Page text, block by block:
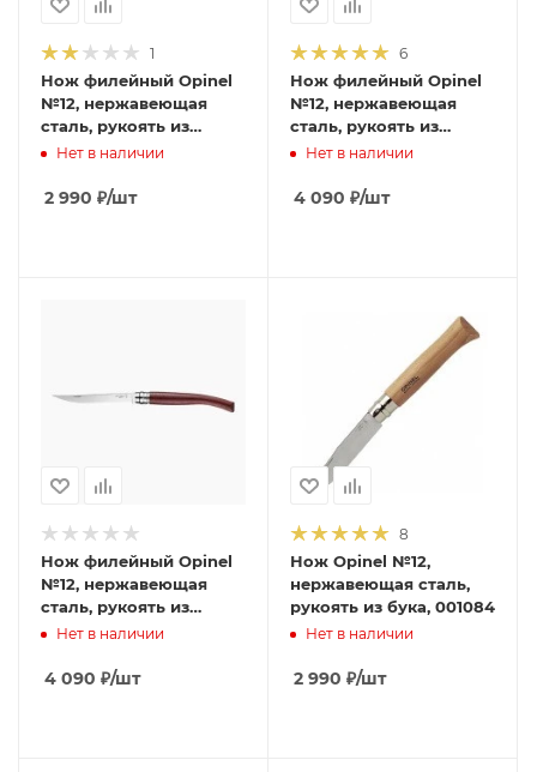
1
Нож филейный Opinel
№12, нержавеющая
сталь, рукоять из
дерева бука, 000518
Нет в наличии
2 990 ₽/шт
6
Нож филейный Opinel
№12, нержавеющая
сталь, рукоять из
падука, 000011
Нет в наличии
4 090 ₽/шт
Нож филейный Opinel
№12, нержавеющая
сталь, рукоять из
падука
Нет в наличии
4 090 ₽/шт
8
Нож Opinel №12,
нержавеющая сталь,
рукоять из бука, 001084
Нет в наличии
2 990 ₽/шт